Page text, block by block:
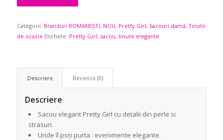
Categorii: Branduri ROMANEȘTI, NOU, Pretty Girl, Sacouri damă, Ținute
de ocazie Etichete: Pretty Girl, sacou, tinute elegante
Descriere Recenzii (0)
Descriere
Sacou elegant Pretty Girl cu detalii din perle si
strasuri.
Unde îl poți purta : evenimente elegante.